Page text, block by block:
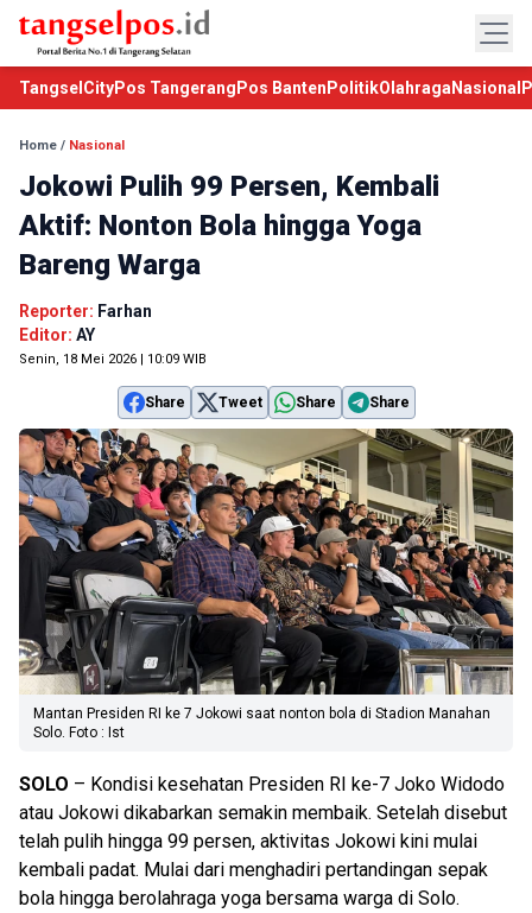
TangselCityPos Tangerang Pos Banten PolitikOlahraga Nasional
Home / Nasional
Jokowi Pulih 99 Persen, Kembali
Aktif: Nonton Bola hingga Yoga
Bareng Warga
Reporter: Farhan
Editor: AY
Senin, 18 Mei 2026 | 10:09 WIB
Share Tweet Share Share
Mantan Presiden RI ke 7 Jokowi saat nonton bola di Stadion Manahan
Solo. Foto : Ist
SOLO – Kondisi kesehatan Presiden RI ke-7 Joko Widodo
atau Jokowi dikabarkan semakin membaik. Setelah disebut
telah pulih hingga 99 persen, aktivitas Jokowi kini mulai
kembali padat. Mulai dari menghadiri pertandingan sepak
bola hingga berolahraga yoga bersama warga di Solo.